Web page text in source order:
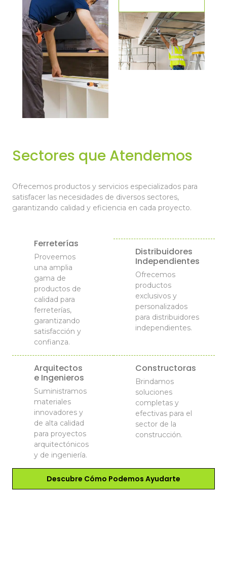
Sectores que Atendemos
Ofrecemos productos y servicios especializados para
satisfacer las necesidades de diversos sectores,
garantizando calidad y eficiencia en cada proyecto.
Ferreterías
Proveemos
una amplia
gama de
productos de
calidad para
ferreterías,
garantizando
satisfacción y
confianza.
Distribuidores
Independientes
Ofrecemos
productos
exclusivos y
personalizados
para distribuidores
independientes.
Arquitectos
e Ingenieros
Suministramos
materiales
innovadores y
de alta calidad
para proyectos
arquitectónicos
y de ingeniería.
Constructoras
Brindamos
soluciones
completas y
efectivas para el
sector de la
construcción.
Descubre Cómo Podemos Ayudarte